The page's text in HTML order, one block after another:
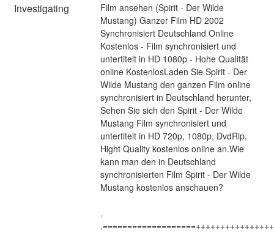
Investigating
Film ansehen (Spirit - Der Wilde
Mustang) Ganzer Film HD 2002
Synchronisiert Deutschland Online
Kostenlos - Film synchronisiert und
untertitelt in HD 1080p - Hohe Qualität
online KostenlosLaden Sie Spirit - Der
Wilde Mustang den ganzen Film online
synchronisiert in Deutschland herunter,
Sehen Sie sich den Spirit - Der Wilde
Mustang Film synchronisiert und
untertitelt in HD 720p, 1080p, DvdRip,
Hight Quality kostenlos online an.Wie
kann man den in Deutschland
synchronisierten Film Spirit - Der Wilde
Mustang kostenlos anschauen?
.